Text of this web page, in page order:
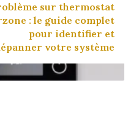
sur thermostat
: le guide complet
pour identifier et
votre système